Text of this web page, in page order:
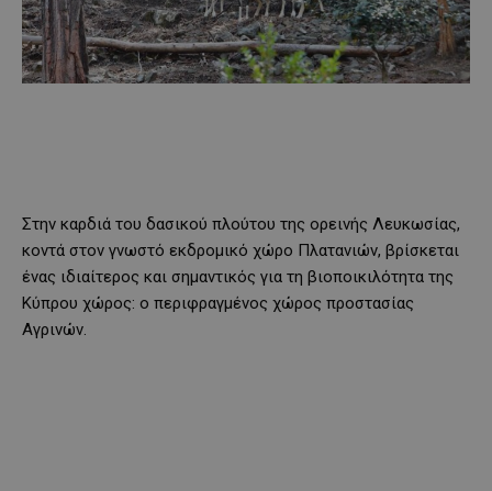
Στην καρδιά του δασικού πλούτου της ορεινής Λευκωσίας,
κοντά στον γνωστό εκδρομικό χώρο Πλατανιών, βρίσκεται
ένας ιδιαίτερος και σημαντικός για τη βιοποικιλότητα της
Κύπρου χώρος: ο περιφραγμένος χώρος προστασίας
Αγρινών.